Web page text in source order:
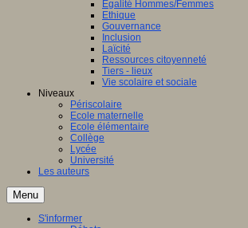
Egalité Hommes/Femmes
Ethique
Gouvernance
Inclusion
Laïcité
Ressources citoyenneté
Tiers - lieux
Vie scolaire et sociale
Niveaux
Périscolaire
Ecole maternelle
Ecole élémentaire
Collège
Lycée
Université
Les auteurs
Menu
S'informer